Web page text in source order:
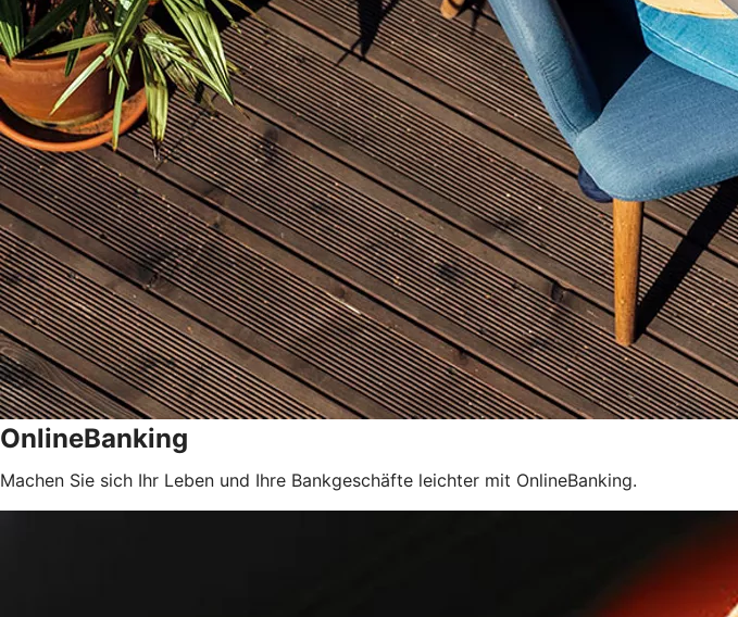
OnlineBanking
Machen Sie sich Ihr Leben und Ihre Bankgeschäfte leichter mit OnlineBanking.